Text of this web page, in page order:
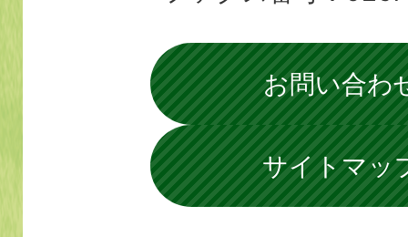
お問い合わ
サイトマッ